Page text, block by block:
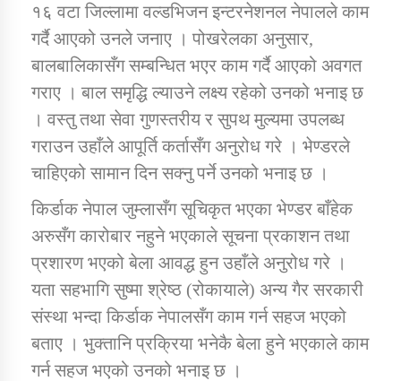
तातोपानी गाउँपालिका जुम्लाको बालविवाह सन्देश
तातोपानी गाउँपालिका जुम्लाको सूचना
तातोपानी गाउँपालिका जुम्लाको सूचना
१६ वटा जिल्लामा वल्डभिजन इन्टरनेशनल नेपालले काम
गर्दै आएको उनले जनाए । पोखरेलका अनुसार,
बालबालिकासँग सम्बन्धित भएर काम गर्दै आएको अवगत
गराए । बाल समृद्धि ल्याउने लक्ष्य रहेको उनको भनाइ छ
। वस्तु तथा सेवा गुणस्तरीय र सुपथ मुल्यमा उपलब्ध
गराउन उहाँले आपूर्ति कर्तासँग अनुरोध गरे । भेण्डरले
चाहिएको सामान दिन सक्नु पर्ने उनको भनाइ छ ।
किर्डाक नेपाल जुम्लासँग सूचिकृत भएका भेण्डर बाँहेक
अरुसँग कारोबार नहुने भएकाले सूचना प्रकाशन तथा
प्रशारण भएको बेला आवद्ध हुन उहाँले अनुरोध गरे ।
यता सहभागि सुष्मा श्रेष्ठ (रोकायाले) अन्य गैर सरकारी
संस्था भन्दा किर्डाक नेपालसँग काम गर्न सहज भएको
बताए । भुक्तानि प्रक्रिया भनेकै बेला हुने भएकाले काम
गर्न सहज भएको उनको भनाइ छ ।